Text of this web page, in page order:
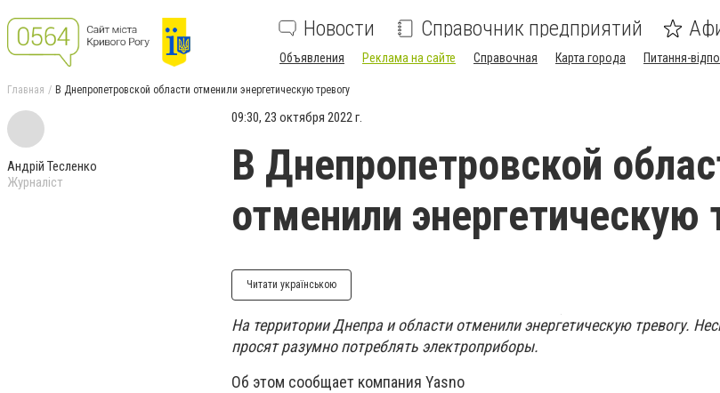
Новости Справочник предприятий
Объявления Реклама на сайте Справочная Карта города Питання-
Главная В Днепропетровской области отменили энергетическую тревогу
Андрій Тесленко
Журналіст
09:30, 23 октября 2022 г.
В Днепропетровской
отменили энергетическую
Читати українською
На территории Днепра и области отменили энергетическую тревогу.
просят разумно потреблять электроприборы.
Об этом сообщает компания Yasno